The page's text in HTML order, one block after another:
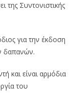
Συντονιστικής
για την έκδοση
δαπανών.
και είναι αρμόδια
του